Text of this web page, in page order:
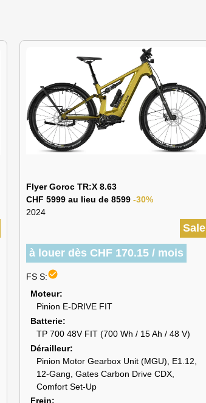
Flyer Goroc TR:X 8.63
CHF 5999 au lieu de 8599 -30%
2024
Sale
à louer dès CHF 170.15 / mois
FS S:check_circle
Moteur
Pinion E-DRIVE FIT
Batterie
TP 700 48V FIT (700 Wh / 15 Ah / 48 V)
Dérailleur
Pinion Motor Gearbox Unit (MGU), E1.12,
12-Gang, Gates Carbon Drive CDX,
Comfort Set-Up
Frein